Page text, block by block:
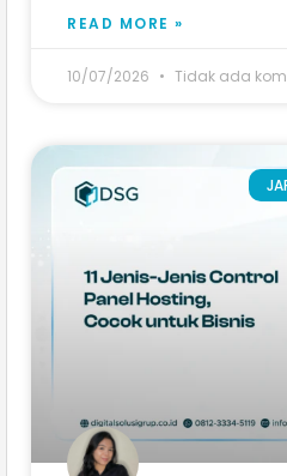
READ MORE »
10/07/2026 Tidak ada